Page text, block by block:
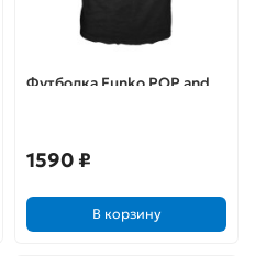
Футболка Funko POP and
1590 ₽
В корзину